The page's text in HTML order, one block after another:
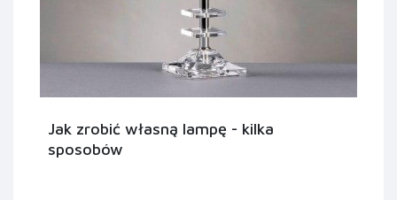
Jak zrobić własną lampę - kilka
sposobów